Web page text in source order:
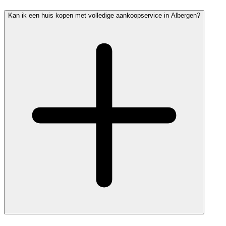
Kan ik een huis kopen met volledige aankoopservice in Albergen?